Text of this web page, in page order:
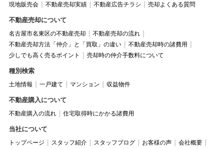
現地販売会 不動産売却実績 不動産広告チラシ 売却よくある質問
不動産売却について
名古屋市名東区の不動産売却
不動産売却の流れ
不動産売却方法「仲介」と「買取」の違い
不動産売却時の諸費用
少しでも高く売るポイント
売却時の仲介手数料について
種別検索
土地情報 一戸建て マンション 収益物件
不動産購入について
不動産購入の流れ 住宅取得時にかかる諸費用
当社について
トップページ スタッフ紹介 スタッフブログ お客様の声
会社概要